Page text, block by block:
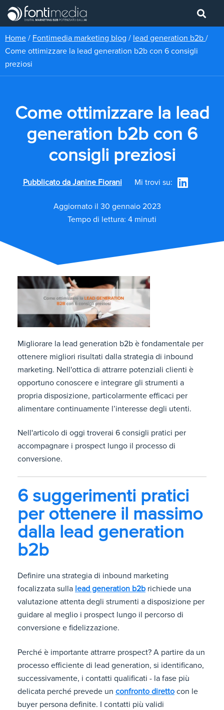
Home / Fontimedia marketing blog / lead generation b2b /
Come ottimizzare la lead generation b2b con 6 consigli
preziosi
Come ottimizzare la lead
generation b2b con 6
consigli preziosi
Pubblicato da Janine Fiorani Mi trovi su:
Aggiornato il 30 gennaio 2023
Tempo di lettura: 4 minuti
Migliorare la lead generation b2b è fondamentale per
ottenere migliori risultati dalla strategia di inbound
marketing. Nell'ottica di attrarre potenziali clienti è
opportuno conoscere e integrare gli strumenti a
propria disposizione, particolarmente efficaci per
alimentare continuamente l’interesse degli utenti.
Nell'articolo di oggi troverai 6 consigli pratici per
accompagnare i prospect lungo il processo di
conversione.
6 suggerimenti pratici
per ottenere il massimo
dalla lead generation
b2b
Definire una strategia di inbound marketing
focalizzata sulla lead generation b2b richiede una
valutazione attenta degli strumenti a disposizione per
guidare al meglio i prospect lungo il percorso di
conversione e fidelizzazione.
Perché è importante attrarre prospect? A partire da un
processo efficiente di lead generation, si identificano,
successivamente, i contatti qualificati - la fase più
delicata perché prevede un confronto diretto con le
buyer persona definite. I contatti più validi